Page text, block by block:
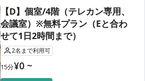
【D】個室/4階（テレカン専用、
会議室）※無料プラン（Eと合わ
せて1日2時間まで）
2名 まで利用可
15分¥0 ~